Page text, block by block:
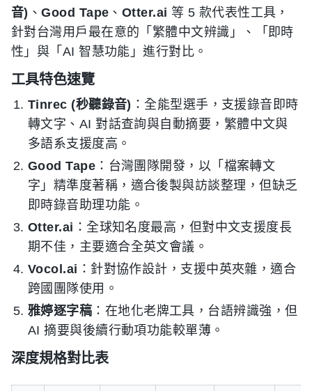
音) 、Good Tape 、 Otter.ai 等 5 款代表性工具，
針對台灣用戶最在意的「繁體中文辨識」、「即時
性」與「AI 智慧功能」進行對比。
工具特色速覽
Tinrec (秒聽錄音) ：全能型選手，支援錄音即時
轉文字、AI 對話查詢與自動摘要，繁體中文與
多語系支援度高。
Good Tape ：台灣團隊開發，以「檔案轉文
字」精準度著稱，適合後製與訪談整理，但缺乏
即時錄音助理功能。
Otter.ai ：全球知名度最高，但對中文支援度長
期不佳，主要適合全英文會議。
Vocol.ai ：針對協作設計，支援中英夾雜，適合
跨國團隊使用。
雅婷逐字稿 ：在地化老牌工具，台語辨識強，但
AI 摘要與後續行動項功能較單薄。
深度規格對比表